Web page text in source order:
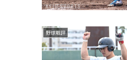
野球戦評